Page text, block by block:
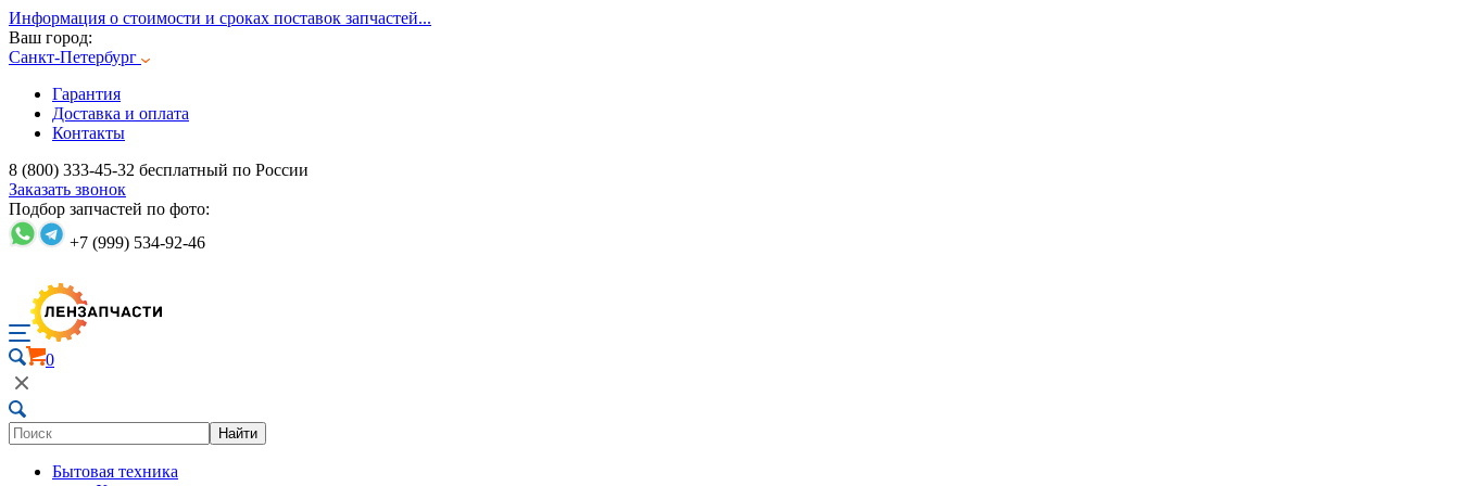
Информация о стоимости и сроках поставок запчастей...
Ваш город:
Санкт-Петербург
Гарантия
Доставка и оплата
Контакты
8 (800) 333-45-32 бесплатный по России
Заказать звонок
Подбор запчастей по фото:
+7 (999) 534-92-46
0
Найти
Бытовая техника